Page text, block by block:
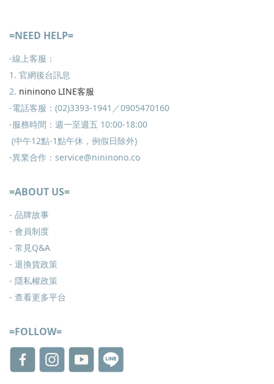
=NEED HELP=
-線上客服：
1. 官網後台訊息
2. nininono LINE客服
-電話客服：(02)3393-1941／0905470160
-服務時間：週一至週五 10:00-18:00
(中午12點-1點午休，例假日除外)
-異業合作：service@nininono.co
=ABOUT US=
- 品牌故事
- 會員制度
- 常見Q&A
- 退換貨政策
- 隱私權政策
- 查看更多平台
=FOLLOW=